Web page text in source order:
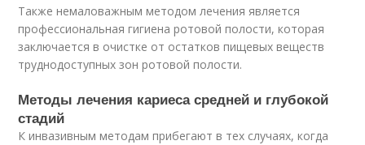
Также немаловажным методом лечения является
профессиональная гигиена ротовой полости, которая
заключается в очистке от остатков пищевых веществ
труднодоступных зон ротовой полости.
Методы лечения кариеса средней и глубокой
стадий
К инвазивным методам прибегают в тех случаях, когда